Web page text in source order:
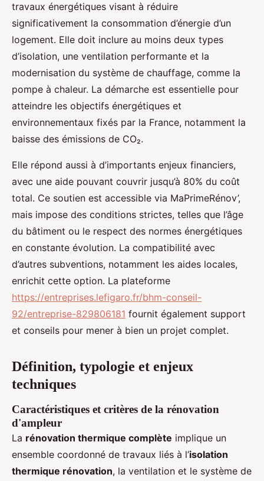
travaux énergétiques visant à réduire
significativement la consommation d’énergie d’un
logement. Elle doit inclure au moins deux types
d’isolation, une ventilation performante et la
modernisation du système de chauffage, comme la
pompe à chaleur. La démarche est essentielle pour
atteindre les objectifs énergétiques et
environnementaux fixés par la France, notamment la
baisse des émissions de CO₂.
Elle répond aussi à d’importants enjeux financiers,
avec une aide pouvant couvrir jusqu’à 80% du coût
total. Ce soutien est accessible via MaPrimeRénov’,
mais impose des conditions strictes, telles que l’âge
du bâtiment ou le respect des normes énergétiques
en constante évolution. La compatibilité avec
d’autres subventions, notamment les aides locales,
enrichit cette option. La plateforme
https://entreprises.lefigaro.fr/bhm-conseil-
92/entreprise-829806181 fournit également support
et conseils pour mener à bien un projet complet.
Définition, typologie et enjeux
techniques
Caractéristiques et critères de la rénovation
d'ampleur
La rénovation thermique complète implique un
ensemble coordonné de travaux liés à l’isolation
thermique rénovation, la ventilation et le système de